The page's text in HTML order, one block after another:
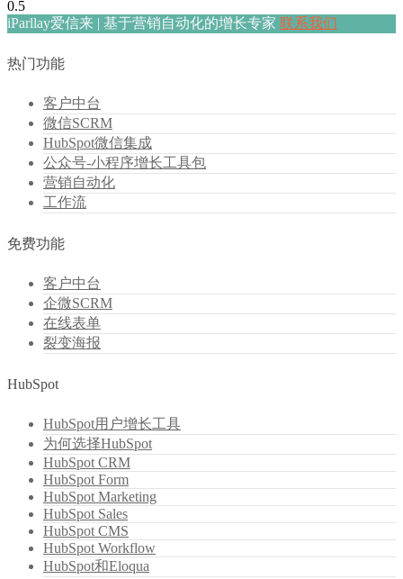
iParllay爱信来 | 基于营销自动化的增长专家 联系我们
热门功能
客户中台
微信SCRM
HubSpot微信集成
公众号-小程序增长工具包
营销自动化
工作流
免费功能
客户中台
企微SCRM
在线表单
裂变海报
HubSpot
HubSpot用户增长工具
为何选择HubSpot
HubSpot CRM
HubSpot Form
HubSpot Marketing
HubSpot Sales
HubSpot CMS
HubSpot Workflow
HubSpot和Eloqua